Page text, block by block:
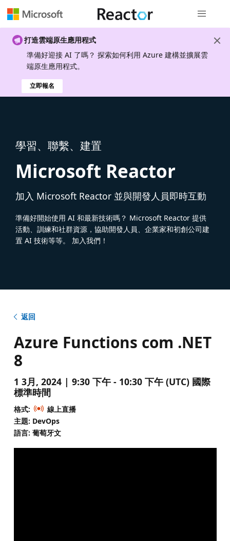
打造雲端原生應用程式
準備好迎接 AI 了嗎？ 探索如何利用 Azure 建構並擴展雲
端原生應用程式。
立即報名
學習、聯繫、建置
Microsoft Reactor
加入 Microsoft Reactor 並與開發人員即時互動
準備好開始使用 AI 和最新技術嗎？ Microsoft Reactor 提供
活動、訓練和社群資源，協助開發人員、企業家和初創公司建
置 AI 技術等等。 加入我們！
返回
Azure Functions com .NET
8
1 3月, 2024 | 9:30 下午 - 10:30 下午 (UTC) 國際
標準時間
格式:
線上直播
主題: DevOps
語言: 葡萄牙文